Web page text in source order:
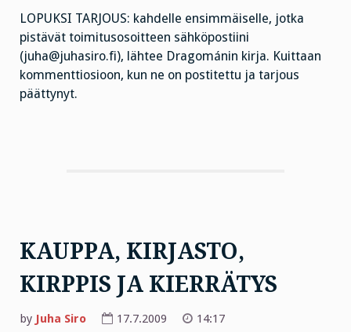
LOPUKSI TARJOUS: kahdelle ensimmäiselle, jotka
pistävät toimitusosoitteen sähköpostiini
(juha@juhasiro.fi), lähtee Dragománin kirja. Kuittaan
kommenttiosioon, kun ne on postitettu ja tarjous
päättynyt.
KAUPPA, KIRJASTO,
KIRPPIS JA KIERRÄTYS
by Juha Siro 17.7.2009
14:17